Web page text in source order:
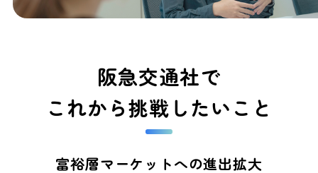
阪急交通社で
これから挑戦したいこと
富裕層マーケットへの進出拡大